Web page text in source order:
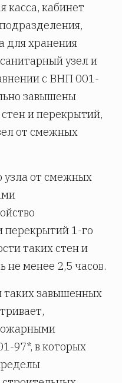
касса, кабинет
для хранения
узел и
с ВНП 001-
завышены
стен и перекрытий,
от смежных
узла от смежных
перекрытий 1-го
таких стен и
менее 2,5 часов.
завышенных
97*, в которых